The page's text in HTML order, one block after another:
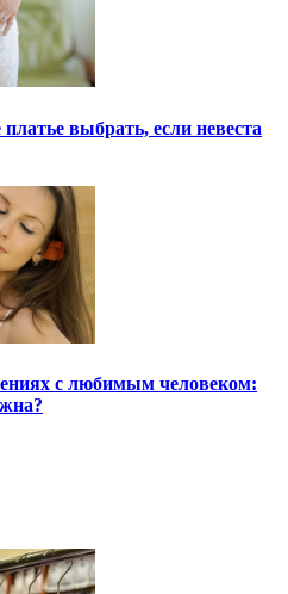
выбрать, если невеста
с любимым человеком: